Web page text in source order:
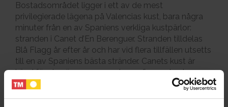
Bostadsområdet ligger i ett av de mest
privilegierade lägena på Valencias kust, bara några
minuter från en av Spaniens verkliga kustpärlor:
stranden i Canet d’En Berenguer. Stranden tilldelas
Blå Flagg år efter år och har vid flera tillfällen utsetts
till en av Spaniens bästa stränder. Canets kust är
känd för sina över 1 200 meter av fin sand och
kristallklart vatten. Det skyddade dynsystemet och